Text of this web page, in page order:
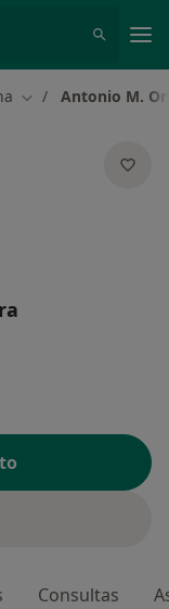
Cambiar de ciudad
Antonio M.
Consultas